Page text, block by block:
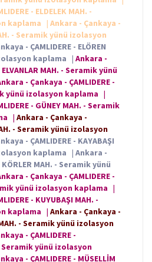
- ELDELEK MAH. -
kaplama
| Ankara - Çankaya -
- Seramik yünü izolasyon
- ÇAMLIDERE - ELÖREN
kaplama | Ankara -
MAH. - Seramik yünü
- Çankaya - ÇAMLIDERE -
yünü izolasyon kaplama |
- GÜNEY MAH. - Seramik
| Ankara - Çankaya -
- Seramik yünü izolasyon
- ÇAMLIDERE - KAYABAŞI
kaplama | Ankara -
KÖRLER MAH. - Seramik yünü
- Çankaya - ÇAMLIDERE -
yünü izolasyon kaplama |
- KUYUBAŞI MAH. -
kaplama | Ankara - Çankaya -
MAH. - Seramik yünü izolasyon
- ÇAMLIDERE -
- Seramik yünü izolasyon
- ÇAMLIDERE - MÜSELLİM